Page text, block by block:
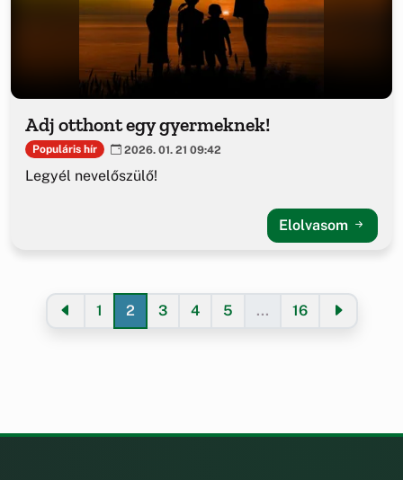
Adj otthont egy gyermeknek!
Populáris hír 2026. 01. 21 09:42
Legyél nevelőszülő!
Elolvasom
1 2 3 4 5 ... 16